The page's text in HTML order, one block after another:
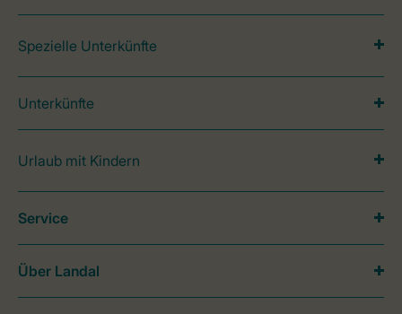
Spezielle Unterkünfte
Unterkünfte
Urlaub mit Kindern
Service
Über Landal